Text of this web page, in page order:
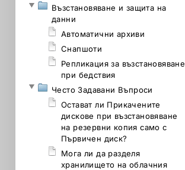
Възстановяване и защита на
данни
Автоматични архиви
Снапшоти
Репликация за възстановяване
при бедствия
Често Задавани Въпроси
Остават ли Прикачените
дискове при възстановяване
на резервни копия само с
Първичен диск?
Мога ли да разделя
хранилището на облачния